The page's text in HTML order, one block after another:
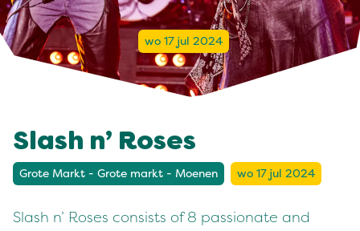
wo 17 jul 2024
Slash n’ Roses
Grote Markt - Grote markt - Moenen wo 17 jul 2024
Slash n’ Roses consists of 8 passionate and